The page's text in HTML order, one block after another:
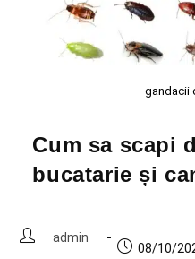
gandacii
Cum sa scapi
bucatarie și
admin
08/10/